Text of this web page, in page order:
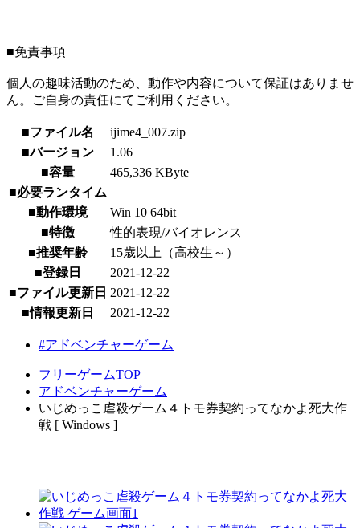
■免責事項
個人の趣味活動のため、動作や内容について保証はありませ
ん。ご自身の責任にてご利用ください。
■ファイル名
ijime4_007.zip
■バージョン
1.06
■容量
465,336 KByte
■必要ランタイム
■動作環境
Win 10 64bit
■特徴
性的表現/バイオレンス
■推奨年齢
15歳以上（高校生～）
■登録日
2021-12-22
■ファイル更新日 2021-12-22
■情報更新日
2021-12-22
#アドベンチャーゲーム
フリーゲームTOP
アドベンチャーゲーム
いじめっこ虐殺ゲーム４トモ券契約ってなかよ死大作
戦 [ Windows ]